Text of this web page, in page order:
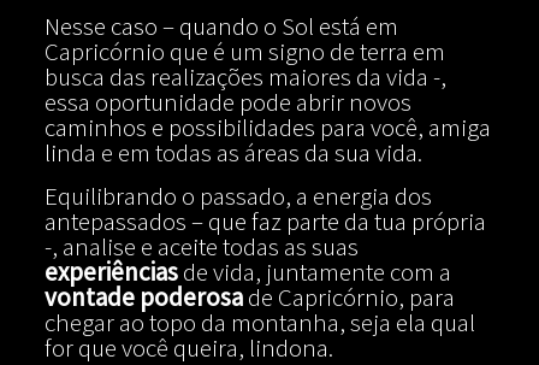
Nesse caso – quando o Sol está em
Capricórnio que é um signo de terra em
busca das realizações maiores da vida -,
essa oportunidade pode abrir novos
caminhos e possibilidades para você, amiga
linda e em todas as áreas da sua vida.
Equilibrando o passado, a energia dos
antepassados – que faz parte da tua própria
-, analise e aceite todas as suas
experiênciasde vida, juntamente com a
vontade poderosade Capricórnio, para
chegar ao topo da montanha, seja ela qual
for que você queira, lindona.